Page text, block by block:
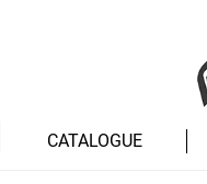
CATALOGUE